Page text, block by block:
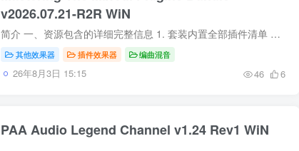
v2026.07.21-R2R WiN
简介 一、资源包含的详细完整信息 1. 套装内置全部插件清单 LEVELS：声场、频谱、响度综合监测插件 BASSROOM：低频均衡塑形专用母带插件 MIXROOM：全频段智能均衡混音插件 EXPOSE：音质缺陷检测...
其他效果器 插件效果器 编曲混音
26年8月3日 15:15 46 6
PAA Audio Legend Channel v1.24 Rev1 WiN